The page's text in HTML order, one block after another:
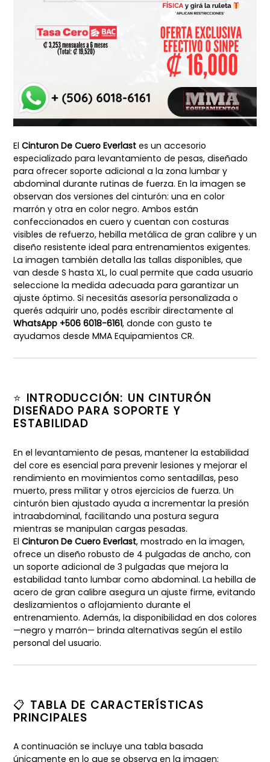
El Cinturon De Cuero Everlast es un accesorio
especializado para levantamiento de pesas, diseñado
para ofrecer soporte adicional a la zona lumbar y
abdominal durante rutinas de fuerza. En la imagen se
observan dos versiones del cinturón: una en color
marrón y otra en color negro. Ambos están
confeccionados en cuero y cuentan con costuras
visibles de refuerzo, hebilla metálica de gran calibre y un
diseño resistente ideal para entrenamientos exigentes.
La imagen también detalla las tallas disponibles, que
van desde S hasta XL, lo cual permite que cada usuario
seleccione la medida adecuada para garantizar un
ajuste óptimo. Si necesitás asesoría personalizada o
querés adquirir uno, podés escribir directamente al
WhatsApp +506 6018-6161, donde con gusto te
ayudamos desde MMA Equipamientos CR.
⭐ INTRODUCCIÓN: UN CINTURÓN
DISEÑADO PARA SOPORTE Y
ESTABILIDAD
En el levantamiento de pesas, mantener la estabilidad
del core es esencial para prevenir lesiones y mejorar el
rendimiento en movimientos como sentadillas, peso
muerto, press militar y otros ejercicios de fuerza. Un
cinturón bien ajustado ayuda a incrementar la presión
intraabdominal, facilitando una postura segura
mientras se manipulan cargas pesadas.
El Cinturon De Cuero Everlast, mostrado en la imagen,
ofrece un diseño robusto de 4 pulgadas de ancho, con
un soporte adicional de 3 pulgadas que mejora la
estabilidad tanto lumbar como abdominal. La hebilla de
acero de gran calibre asegura un ajuste firme, evitando
deslizamientos o aflojamiento durante el
entrenamiento. Además, la disponibilidad en dos colores
—negro y marrón— brinda alternativas según el estilo
personal del usuario.
📋 TABLA DE CARACTERÍSTICAS
PRINCIPALES
A continuación se incluye una tabla basada
únicamente en lo que se observa en la imagen: